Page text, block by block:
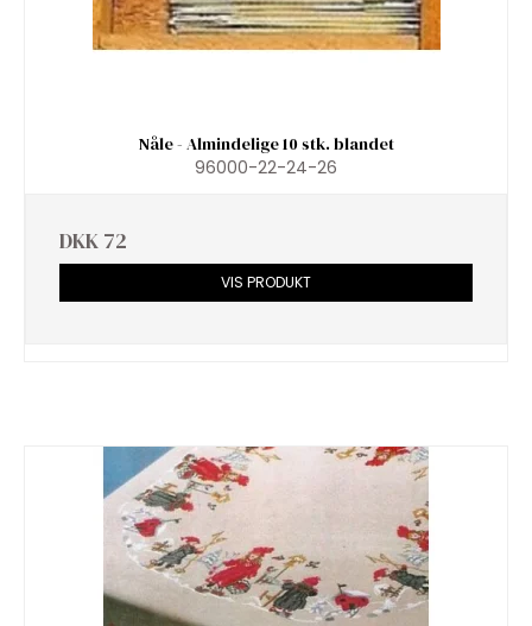
Nåle - Almindelige 10 stk. blandet
96000-22-24-26
DKK 72
VIS PRODUKT